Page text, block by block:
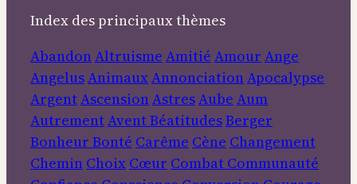
Index des principaux thèmes
AbandonAltruisme Amitié Amour Ange
AngelusAnimauxAnnonciationApocalypse
ArgentAscensionAstresAube Aum
AutrementAventBéatitudesBerger
Bonheur Bonté Carême Cène Changement
Chemin Choix Cœur Combat Communauté